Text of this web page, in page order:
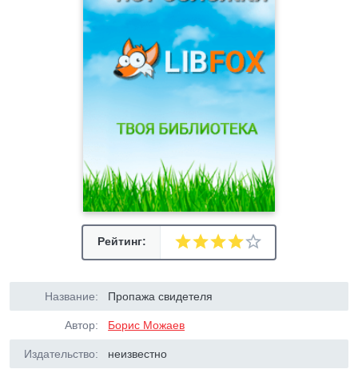
Рейтинг:
Название: Пропажа свидетеля
Автор: Борис Можаев
Издательство: неизвестно